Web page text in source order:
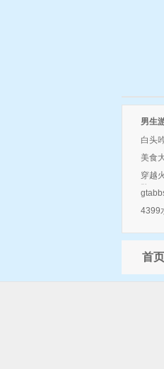
男生
白头
美食
穿越
队
4399
首页